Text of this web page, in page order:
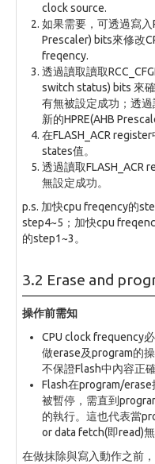
clock source.
如果需要，可透過寫入
Prescaler) bits來修改
freqency.
透過讀取讀取
switch status) bits 來
有無被設定成功；透過
新的HPRE(AHB
在FLASH_ACR
states值。
透過讀取FLASH_ACR
無設定成功。
p.s. 加快cpu freqency的
step4~5；加快cpu
的step1~3。
3.2 Erase and
操作前需知
CPU clock frequency
做erase及program的
不保證Flash中內容正確
Flash在program/
被暫停，需直到
的執行。這也代表當
or data fetch(即read)無
在做抹除與寫入動作之前